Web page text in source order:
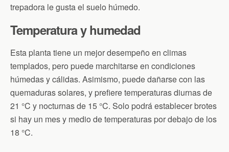
trepadora le gusta el suelo húmedo.
Temperatura y humedad
Esta planta tiene un mejor desempeño en climas
templados, pero puede marchitarse en condiciones
húmedas y cálidas. Asimismo, puede dañarse con las
quemaduras solares, y prefiere temperaturas diurnas de
21 °C y nocturnas de 15 °C. Solo podrá establecer brotes
si hay un mes y medio de temperaturas por debajo de los
18 °C.